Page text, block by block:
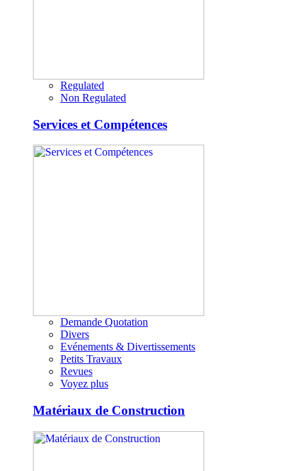
Regulated
Non Regulated
Services et Compétences
Demande Quotation
Divers
Evénements & Divertissements
Petits Travaux
Revues
Voyez plus
Matériaux de Construction